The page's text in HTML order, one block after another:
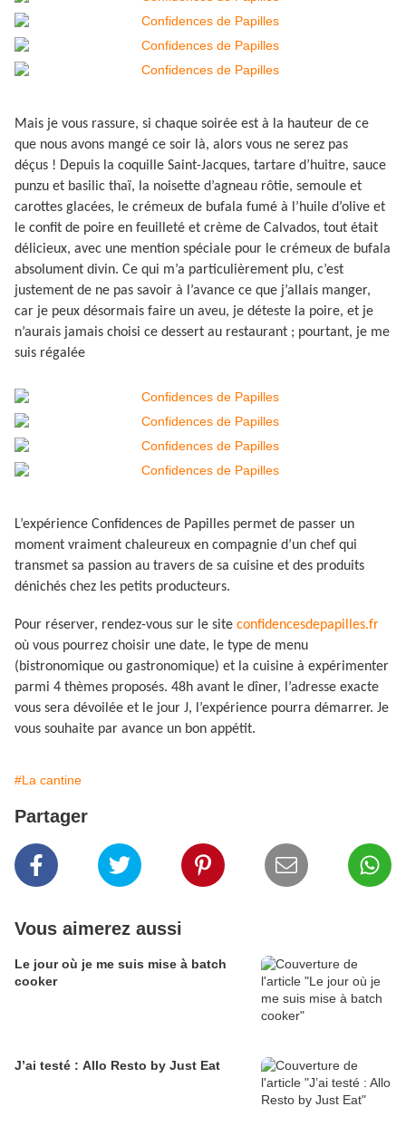
Mais je vous rassure, si chaque soirée est à la hauteur de ce
que nous avons mangé ce soir là, alors vous ne serez pas
déçus ! Depuis la coquille Saint-Jacques, tartare d’huitre, sauce
punzu et basilic thaï, la noisette d’agneau rôtie, semoule et
carottes glacées, le crémeux de bufala fumé à l’huile d’olive et
le confit de poire en feuilleté et crème de Calvados, tout était
délicieux, avec une mention spéciale pour le crémeux de bufala
absolument divin. Ce qui m’a particulièrement plu, c’est
justement de ne pas savoir à l’avance ce que j’allais manger,
car je peux désormais faire un aveu, je déteste la poire, et je
n’aurais jamais choisi ce dessert au restaurant ; pourtant, je me
suis régalée
L’expérience Confidences de Papilles permet de passer un
moment vraiment chaleureux en compagnie d’un chef qui
transmet sa passion au travers de sa cuisine et des produits
dénichés chez les petits producteurs.
Pour réserver, rendez-vous sur le site confidencesdepapilles.fr
où vous pourrez choisir une date, le type de menu
(bistronomique ou gastronomique) et la cuisine à expérimenter
parmi 4 thèmes proposés. 48h avant le dîner, l’adresse exacte
vous sera dévoilée et le jour J, l’expérience pourra démarrer. Je
vous souhaite par avance un bon appétit.
#La cantine
Partager
Vous aimerez aussi
Le jour où je me suis mise à batch
cooker
J’ai testé : Allo Resto by Just Eat